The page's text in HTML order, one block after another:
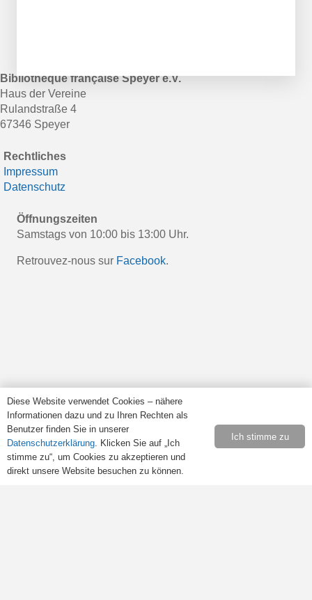
Bibliothèque française Speyer e.V.
Haus der Vereine
Rulandstraße 4
67346 Speyer
Rechtliches
Impressum
Datenschutz
Öffnungszeiten
Samstags von 10:00 bis 13:00 Uhr.
Retrouvez-nous sur Facebook.
Bibliothèque française Speyer e.V.
Haus der Vereine
Rulandstraße 4
67346 Speyer
Diese Website verwendet Cookies – nähere
Informationen dazu und zu Ihren Rechten als
Benutzer finden Sie in unserer
Datenschutzerklärung. Klicken Sie auf „Ich
stimme zu“, um Cookies zu akzeptieren und
direkt unsere Website besuchen zu können.
Ich stimme zu